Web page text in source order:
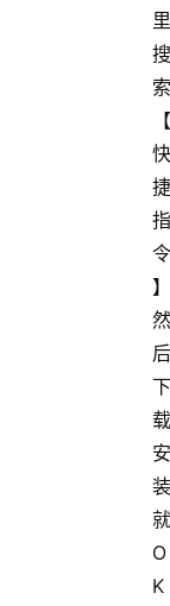
里
搜
索
【
快
捷
指
令
】
然
后
下
载
安
装
就
O
K